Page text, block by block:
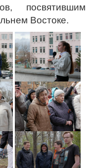
посвятившим
Востоке.